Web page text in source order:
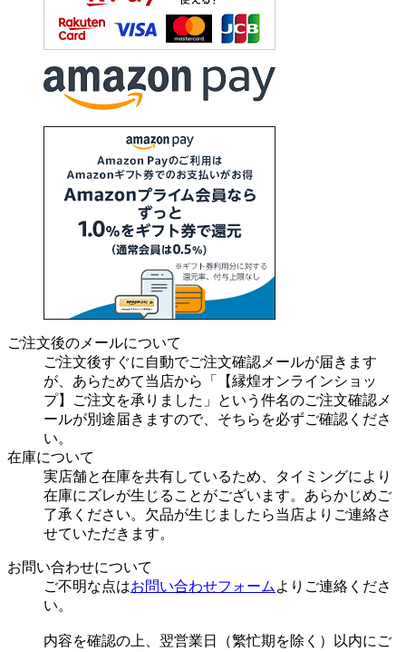
ご注文後のメールについて
ご注文後すぐに自動でご注文確認メールが届きます
が、あらためて当店から「【縁煌オンラインショッ
プ】ご注文を承りました」という件名のご注文確認メ
ールが別途届きますので、そちらを必ずご確認くださ
い。
在庫について
実店舗と在庫を共有しているため、タイミングにより
在庫にズレが生じることがございます。あらかじめご
了承ください。欠品が生じましたら当店よりご連絡さ
せていただきます。
お問い合わせについて
ご不明な点はお問い合わせフォームよりご連絡くださ
い。
内容を確認の上、翌営業日（繁忙期を除く）以内にご